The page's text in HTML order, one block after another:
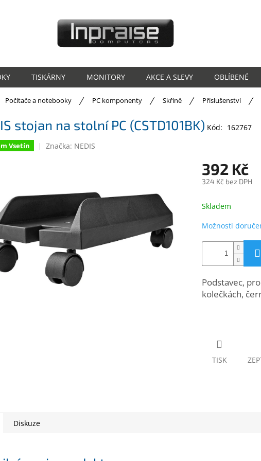
TISKÁRNY MONITORY AKCE A SLEVY OBLÍBENÉ
Počítače a notebooky PC komponenty Skříně Příslušenství
stojan na stolní PC (CSTD101BK) Kód: 162767
Vsetín Značka: NEDIS
392 Kč
324 Kč bez DPH
cena:
Skladem
Možnosti
Podstavec,
kolečkách,
TISK
Diskuze